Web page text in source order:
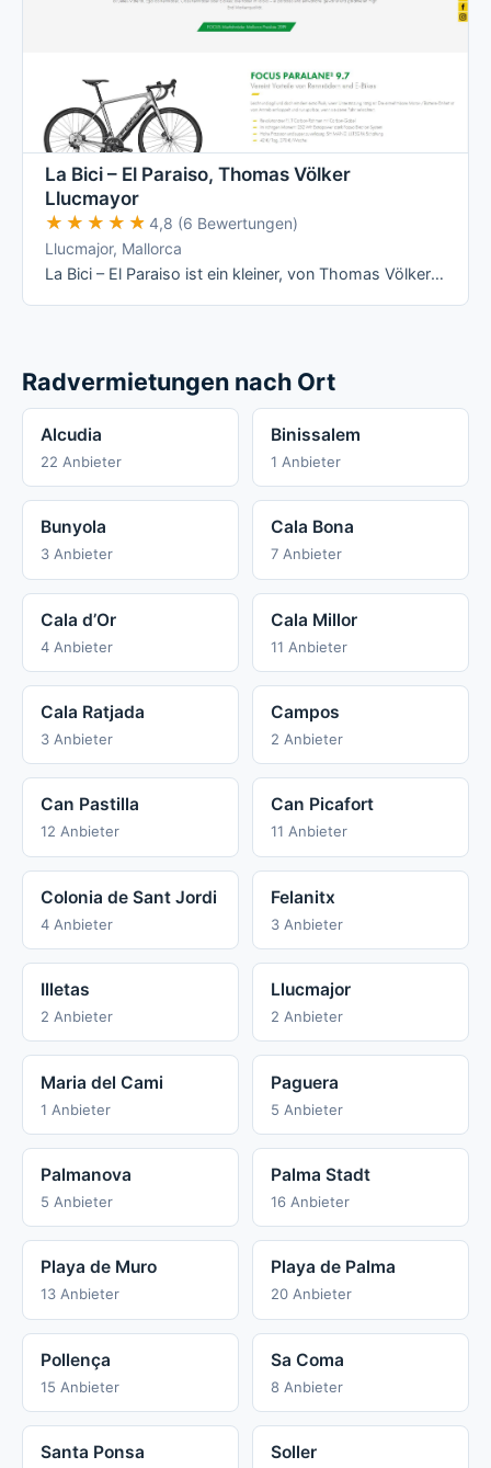
La Bici – El Paraiso, Thomas Völker
Llucmayor
★★★★★
★★★★★ 4,8 (6 Bewertungen)
Llucmajor, Mallorca
La Bici – El Paraiso ist ein kleiner, von Thomas Völker persönlich geführter Radverleih in Llucmajor mit Fokus auf Focus-Räder (Rennrad, …
Radvermietungen nach Ort
Alcudia
22 Anbieter
Binissalem
1 Anbieter
Bunyola
3 Anbieter
Cala Bona
7 Anbieter
Cala d’Or
4 Anbieter
Cala Millor
11 Anbieter
Cala Ratjada
3 Anbieter
Campos
2 Anbieter
Can Pastilla
12 Anbieter
Can Picafort
11 Anbieter
Colonia de Sant Jordi
4 Anbieter
Felanitx
3 Anbieter
Illetas
2 Anbieter
Llucmajor
2 Anbieter
Maria del Cami
1 Anbieter
Paguera
5 Anbieter
Palmanova
5 Anbieter
Palma Stadt
16 Anbieter
Playa de Muro
13 Anbieter
Playa de Palma
20 Anbieter
Pollença
15 Anbieter
Sa Coma
8 Anbieter
Santa Ponsa Soller